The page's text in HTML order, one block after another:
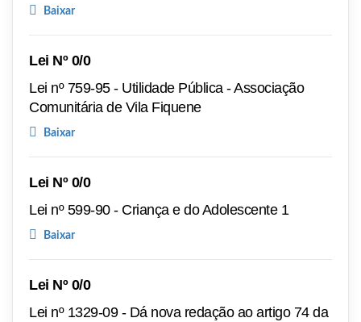
Baixar
Lei Nº 0/0
Lei nº 759-95 - Utilidade Pública - Associação
Comunitária de Vila Fiquene
Baixar
Lei Nº 0/0
Lei nº 599-90 - Criança e do Adolescente 1
Baixar
Lei Nº 0/0
Lei nº 1329-09 - Dá nova redação ao artigo 74 da